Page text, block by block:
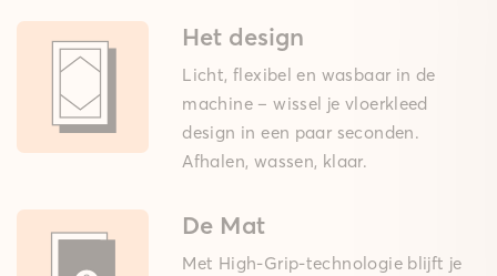
Het design
Licht, flexibel en wasbaar in de
machine – wissel je vloerkleed
design in een paar seconden.
Afhalen, wassen, klaar.
De Mat
Met High-Grip-technologie blijft je